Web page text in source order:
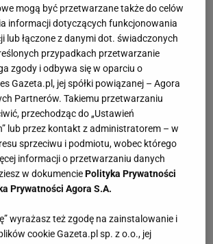
mogą być przetwarzane także do celów
informacji dotyczących funkcjonowania
lub łączone z danymi dot. świadczonych
przypadkach przetwarzanie
zgody i odbywa się w oparciu o
Gazeta.pl, jej spółki powiązanej – Agora
Partnerów. Takiemu przetwarzaniu
przechodząc do „Ustawień
lub przez kontakt z administratorem – w
sprzeciwu i podmiotu, wobec którego
informacji o przetwarzaniu danych
w dokumenciePolityka Prywatności
Prywatności Agora S.A.
wyrażasz też zgodę na zainstalowanie i
cookie Gazeta.pl sp. z o.o., jej